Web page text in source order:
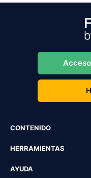
CONTENIDO
HERRAMIENTAS
AYUDA